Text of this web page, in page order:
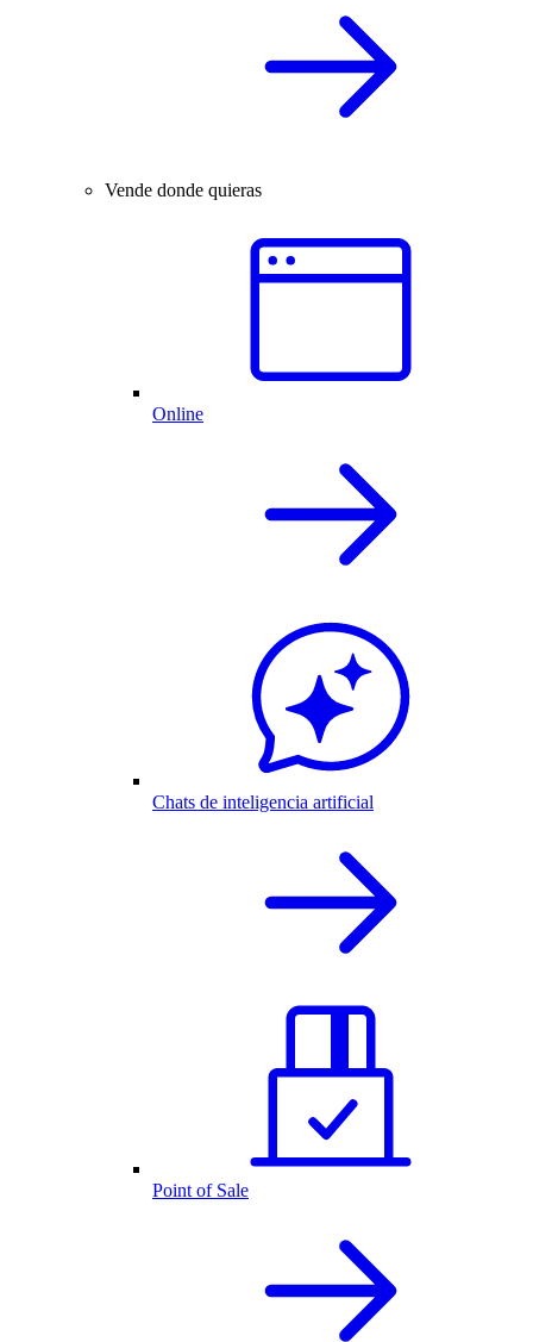
Vende donde quieras
Online
Chats de inteligencia artificial
Point of Sale